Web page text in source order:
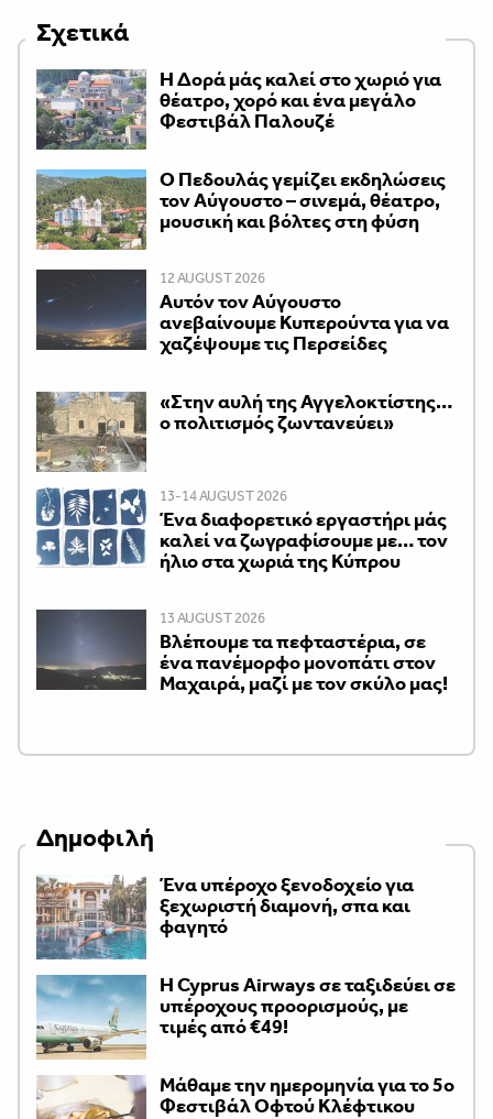
Σχετικά
Η Δορά μάς καλεί στο χωριό για
θέατρο, χορό και ένα μεγάλο
Φεστιβάλ Παλουζέ
Ο Πεδουλάς γεμίζει εκδηλώσεις
τον Αύγουστο – σινεμά, θέατρο,
μουσική και βόλτες στη φύση
12 AUGUST 2026
Αυτόν τον Αύγουστο
ανεβαίνουμε Κυπερούντα για να
χαζέψουμε τις Περσείδες
«Στην αυλή της Αγγελοκτίστης…
ο πολιτισμός ζωντανεύει»
13-14 AUGUST 2026
Ένα διαφορετικό εργαστήρι μάς
καλεί να ζωγραφίσουμε με… τον
ήλιο στα χωριά της Κύπρου
13 AUGUST 2026
Βλέπουμε τα πεφταστέρια, σε
ένα πανέμορφο μονοπάτι στον
Μαχαιρά, μαζί με τον σκύλο μας!
Δημοφιλή
Ένα υπέροχο ξενοδοχείο για
ξεχωριστή διαμονή, σπα και
φαγητό
H Cyprus Airways σε ταξιδεύει σε
υπέροχους προορισμούς, με
τιμές από €49!
Μάθαμε την ημερομηνία για το 5ο
Φεστιβάλ Οφτού Κλέφτικου